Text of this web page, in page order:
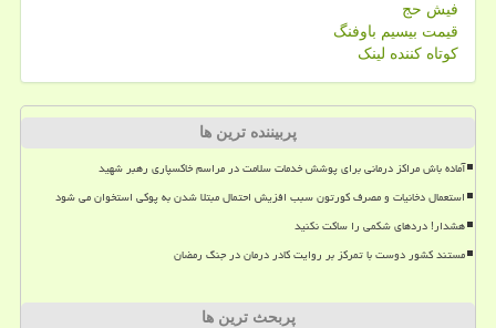
فیش حج
قیمت بیسیم باوفنگ
کوتاه کننده لینک
پربیننده ترین ها
آماده باش مراکز درمانی برای پوشش خدمات سلامت در مراسم خاکسپاری رهبر شهید
استعمال دخانیات و مصرف کورتون سبب افزیش احتمال مبتلا شدن به پوکی استخوان می شود
هشدار! دردهای شکمی را ساکت نکنید
مستند کشور دوست با تمرکز بر روایت کادر درمان در جنگ رمضان
پربحث ترین ها